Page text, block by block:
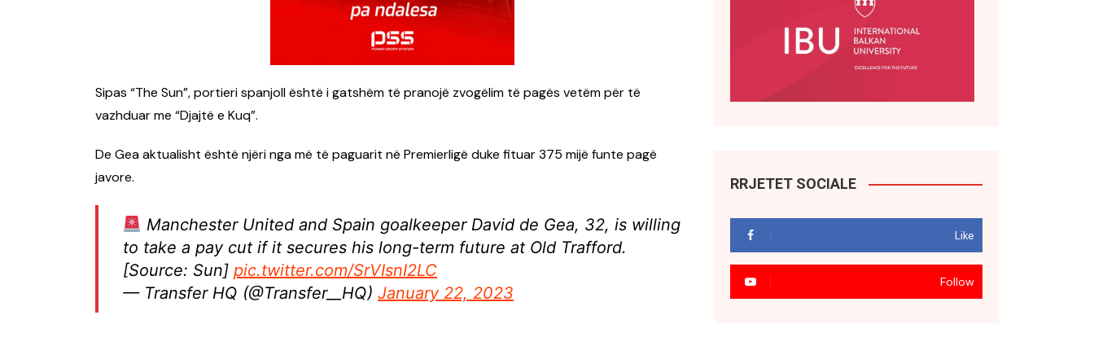
Sipas “The Sun”, portieri spanjoll është i gatshëm të pranojë zvogëlim të pagës vetëm për të
vazhduar me “Djajtë e Kuq”.
De Gea aktualisht është njëri nga më të paguarit në Premierligë duke fituar 375 mijë funte pagë
javore.
Manchester United and Spain goalkeeper David de Gea, 32, is willing
to take a pay cut if it secures his long-term future at Old Trafford.
[Source: Sun] pic.twitter.com/SrVIsnI2LC
— Transfer HQ (@Transfer__HQ) January 22, 2023
RRJETET SOCIALE
Like
Follow